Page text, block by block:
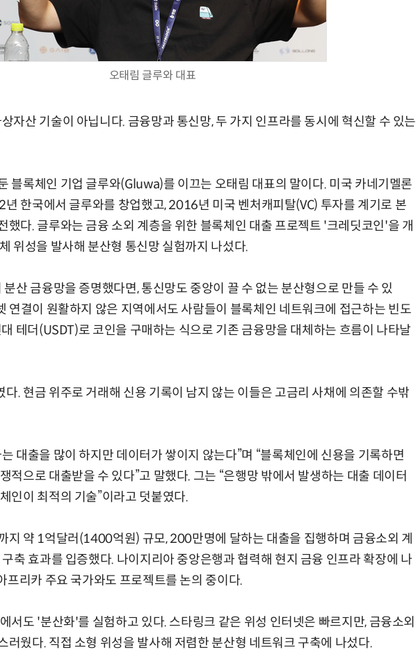
오태림 글루와 대표
자산 기술이 아닙니다. 금융망과 통신망, 두 가지 인프라를 동시에 혁신할 수 있는
블록체인 기업 글루와(Gluwa)를 이끄는 오태림 대표의 말이다. 미국 카네기멜론
한국에서 글루와를 창업했고, 2016년 미국 벤처캐피탈(VC) 투자를 계기로 본
했다. 글루와는 금융 소외 계층을 위한 블록체인 대출 프로젝트 '크레딧코인'을 개
위성을 발사해 분산형 통신망 실험까지 나섰다.
분산 금융망을 증명했다면, 통신망도 중앙이 끌 수 없는 분산형으로 만들 수 있
연결이 원활하지 않은 지역에서도 사람들이 블록체인 네트워크에 접근하는 빈도
테더(USDT)로 코인을 구매하는 식으로 기존 금융망을 대체하는 흐름이 나타날
. 현금 위주로 거래해 신용 기록이 남지 않는 이들은 고금리 사채에 의존할 수밖
대출을 많이 하지만 데이터가 쌓이지 않는다”며 “블록체인에 신용을 기록하면
적으로 대출받을 수 있다”고 말했다. 그는 “은행망 밖에서 발생하는 대출 데이터
인이 최적의 기술”이라고 덧붙였다.
지 약 1억달러(1400억원) 규모, 200만명에 달하는 대출을 집행하며 금융소외 계
축 효과를 입증했다. 나이지리아 중앙은행과 협력해 현지 금융 인프라 확장에 나
프리카 주요 국가와도 프로젝트를 논의 중이다.
서도 '분산화'를 실험하고 있다. 스타링크 같은 위성 인터넷은 빠르지만, 금융소외
러웠다. 직접 소형 위성을 발사해 저렴한 분산형 네트워크 구축에 나섰다.